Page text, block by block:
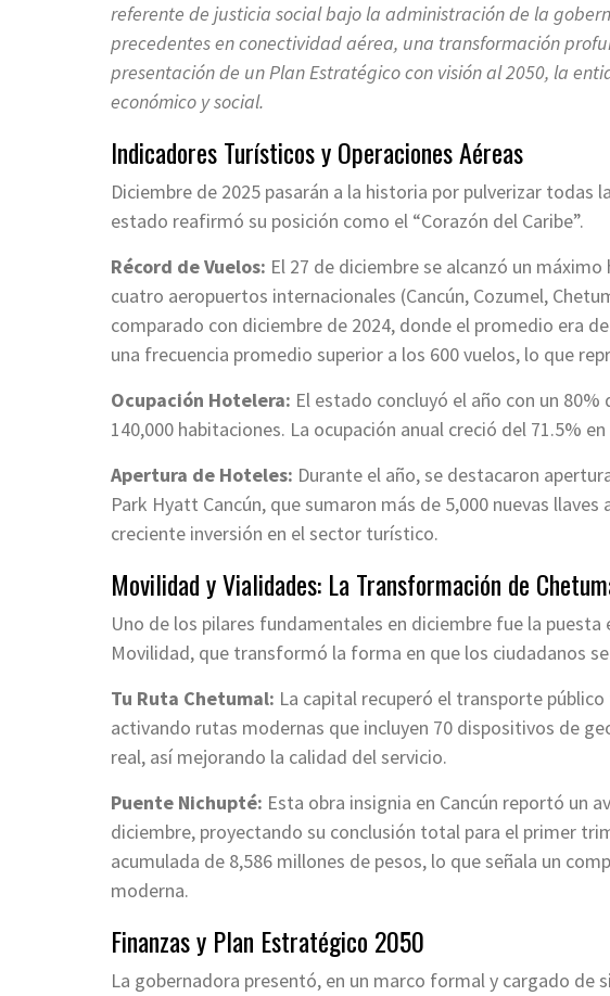
referente de justicia social bajo la administración de la
precedentes en conectividad aérea, una transformación
presentación de un Plan Estratégico con visión al 2050, la
económico y social.
Indicadores Turísticos y Operaciones Aéreas
Diciembre de 2025 pasarán a la historia por pulverizar todas
estado reafirmó su posición como el “Corazón del Caribe”.
Récord de Vuelos: El 27 de diciembre se alcanzó un
cuatro aeropuertos internacionales (Cancún, Cozumel,
comparado con diciembre de 2024, donde el promedio era
una frecuencia promedio superior a los 600 vuelos, lo que
Ocupación Hotelera: El estado concluyó el año con un
140,000 habitaciones. La ocupación anual creció del 71.5%
Apertura de Hoteles: Durante el año, se destacaron
Park Hyatt Cancún, que sumaron más de 5,000 nuevas
creciente inversión en el sector turístico.
Movilidad y Vialidades: La Transformación de
Uno de los pilares fundamentales en diciembre fue la
Movilidad, que transformó la forma en que los ciudadanos
Tu Ruta Chetumal: La capital recuperó el transporte
activando rutas modernas que incluyen 70 dispositivos de
real, así mejorando la calidad del servicio.
Puente Nichupté: Esta obra insignia en Cancún reportó un
diciembre, proyectando su conclusión total para el primer
acumulada de 8,586 millones de pesos, lo que señala un
moderna.
Finanzas y Plan Estratégico 2050
La gobernadora presentó, en un marco formal y cargado de